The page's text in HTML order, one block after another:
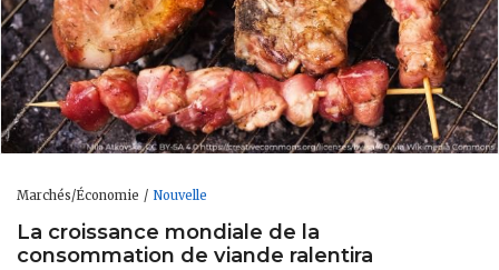
Marchés/Économie Nouvelle
La croissance mondiale de la
consommation de viande ralentira